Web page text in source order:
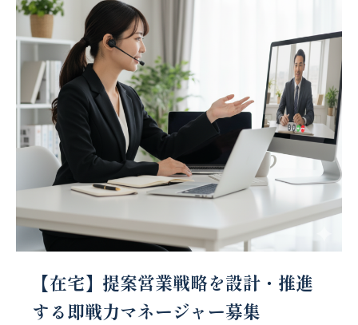
【在宅】提案営業戦略を設計・推進
する即戦力マネージャー募集